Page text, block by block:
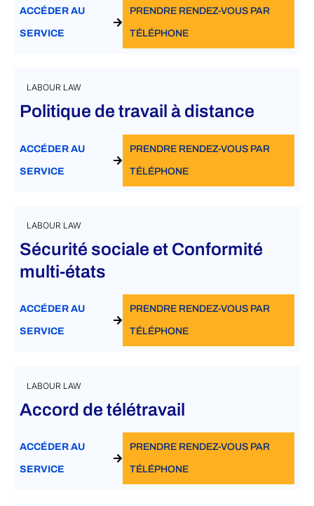
ACCÉDER AU
SERVICE
PRENDRE RENDEZ-VOUS PAR
TÉLÉPHONE
LABOUR LAW
Politique de travail à distance
ACCÉDER AU
SERVICE
PRENDRE RENDEZ-VOUS PAR
TÉLÉPHONE
LABOUR LAW
Sécurité sociale et Conformité
multi-états
ACCÉDER AU
SERVICE
PRENDRE RENDEZ-VOUS PAR
TÉLÉPHONE
LABOUR LAW
Accord de télétravail
ACCÉDER AU
SERVICE
PRENDRE RENDEZ-VOUS PAR
TÉLÉPHONE